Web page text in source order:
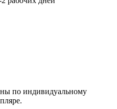
по индивидуальному